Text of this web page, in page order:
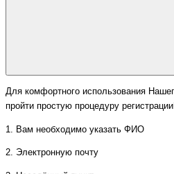
Для комфортного использования
пройти простую процедуру
1. Вам необходимо указать ФИО
2. Электронную почту